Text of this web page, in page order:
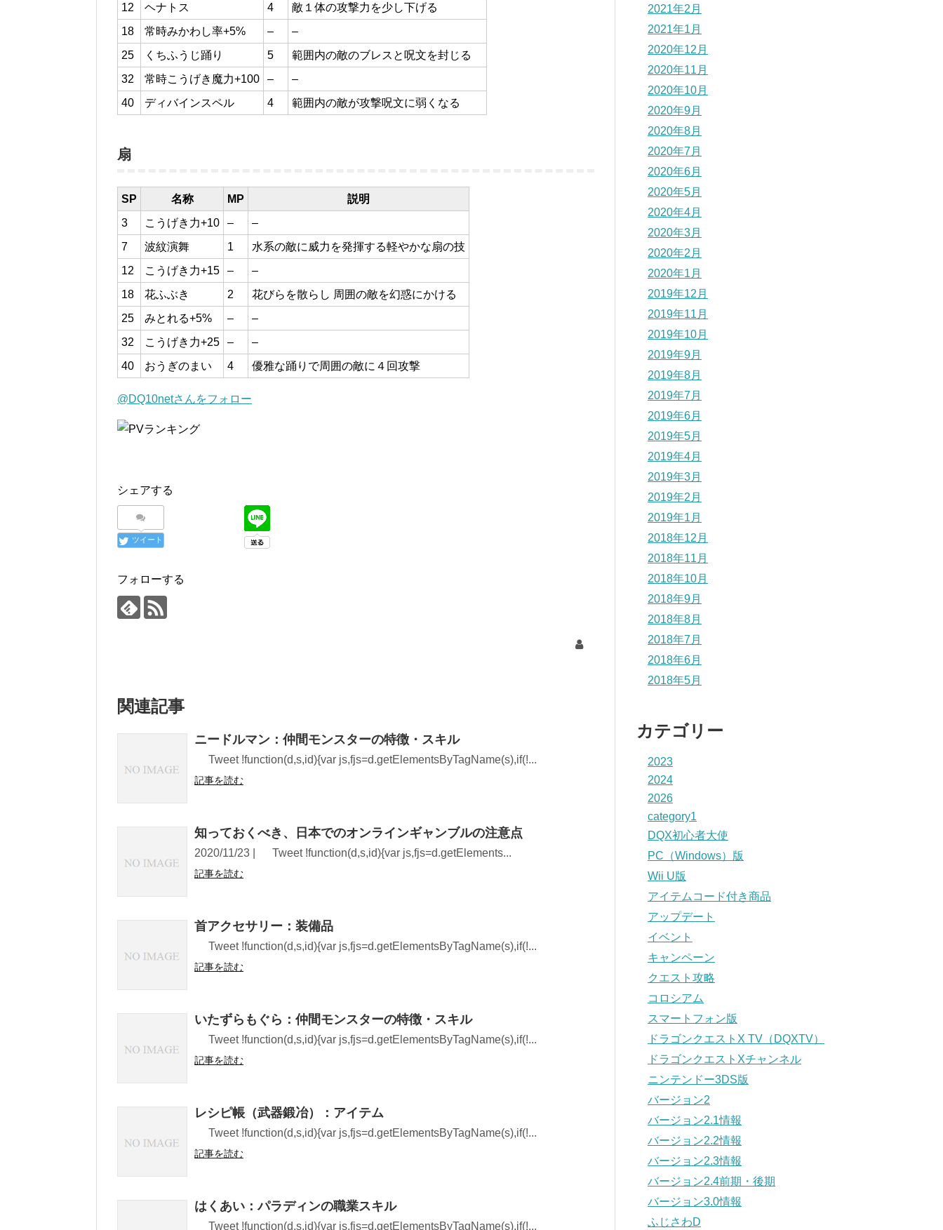
12
ヘナトス 4
敵１体の攻撃力を少し下げる
18
常時みかわし率+5% –
–
25
くちふうじ踊り 5
範囲内の敵のブレスと呪文を封じる
32
常時こうげき魔力+100 –
–
40
ディバインスペル 4 範囲内の敵が攻撃呪文に弱くなる
扇
SP 名称 MP
説明
3
こうげき力+10 –
–
7
波紋演舞 1
水系の敵に威力を発揮する軽やかな扇の技
12
こうげき力+15 –
–
18
花ふぶき 2
花びらを散らし 周囲の敵を幻惑にかける
25
みとれる+5% –
–
32
こうげき力+25 –
–
40
おうぎのまい 4 優雅な踊りで周囲の敵に４回攻撃
@DQ10netさんをフォロー
シェアする
ツイート
フォローする
関連記事
ニードルマン：仲間モンスターの特徴・スキル
Tweet !function(d,s,id){var js,fjs=d.getElementsByTagName(s),if(!...
記事を読む
知っておくべき、日本でのオンラインギャンブルの注意点
2020/11/23 | Tweet !function(d,s,id){var js,fjs=d.getElements...
記事を読む
首アクセサリー：装備品
Tweet !function(d,s,id){var js,fjs=d.getElementsByTagName(s),if(!...
記事を読む
いたずらもぐら：仲間モンスターの特徴・スキル
Tweet !function(d,s,id){var js,fjs=d.getElementsByTagName(s),if(!...
記事を読む
レシピ帳（武器鍛冶）：アイテム
Tweet !function(d,s,id){var js,fjs=d.getElementsByTagName(s),if(!...
記事を読む
はくあい：パラディンの職業スキル
Tweet !function(d,s,id){var js,fjs=d.getElementsByTagName(s),if(!...
2021年2月
2021年1月
2020年12月
2020年11月
2020年10月
2020年9月
2020年8月
2020年7月
2020年6月
2020年5月
2020年4月
2020年3月
2020年2月
2020年1月
2019年12月
2019年11月
2019年10月
2019年9月
2019年8月
2019年7月
2019年6月
2019年5月
2019年4月
2019年3月
2019年2月
2019年1月
2018年12月
2018年11月
2018年10月
2018年9月
2018年8月
2018年7月
2018年6月
2018年5月
カテゴリー
2023
2024
2026
category1
DQX初心者大使
PC（Windows）版
Wii U版
アイテムコード付き商品
アップデート
イベント
キャンペーン
クエスト攻略
コロシアム
スマートフォン版
ドラゴンクエストX TV（DQXTV）
ドラゴンクエストXチャンネル
ニンテンドー3DS版
バージョン2
バージョン2.1情報
バージョン2.2情報
バージョン2.3情報
バージョン2.4前期・後期
バージョン3.0情報
ふじさわD